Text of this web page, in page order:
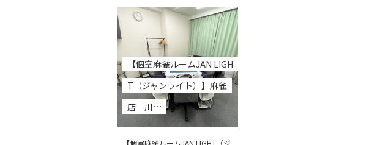
【個室麻雀ルームJAN LIGH
T（ジャンライト）】麻雀
店 川…
【個室麻雀ルームJAN LIGHT（ジ